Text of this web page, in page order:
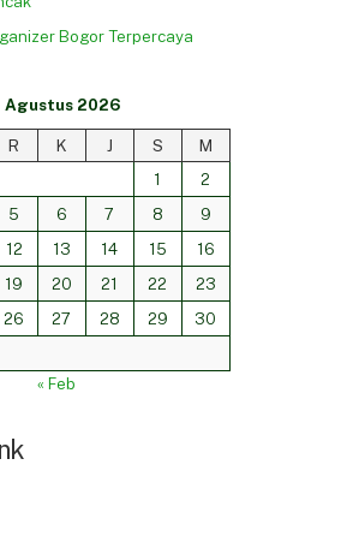
Bogor Terpercaya
Agustus 2026
R K J S
M
1
2
5 6 7 8
9
12 13 14 15
16
19 20 21 22
23
26 27 28 29
30
« Feb